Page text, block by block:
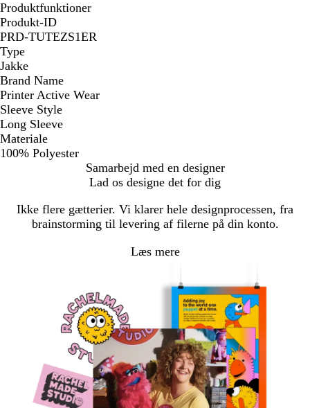
Produktfunktioner
Produkt-ID
PRD-TUTEZS1ER
Type
Jakke
Brand Name
Printer Active Wear
Sleeve Style
Long Sleeve
Materiale
100% Polyester
Samarbejd med en designer
Lad os designe det for dig
Ikke flere gætterier. Vi klarer hele designprocessen, fra
brainstorming til levering af filerne på din konto.
Læs mere